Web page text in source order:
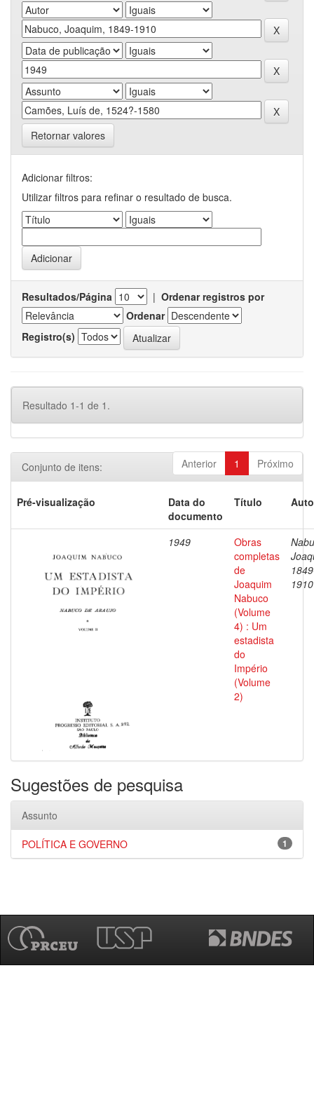
Retornar valores
Adicionar filtros:
Utilizar filtros para refinar o resultado de busca.
Resultados/Página | Ordenar registros por
Ordenar
Registro(s)
Resultado 1-1 de 1.
Anterior 1 Próximo
Conjunto de itens:
Pré-visualização
Data do
documento
Título
1949
Obras
completas
de
Joaquim
Nabuco
(Volume
4) : Um
estadista
do
Império
(Volume
2)
1910
Sugestões de pesquisa
Assunto
1
POLÍTICA E GOVERNO